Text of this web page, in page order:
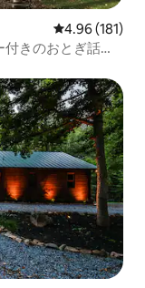
レビュー181
4.96 (181)
きのおとぎ話の